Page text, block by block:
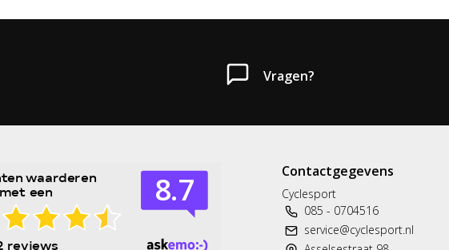
Vragen?
Contactgegevens
Cyclesport
085 - 0704516
service@cyclesport.nl